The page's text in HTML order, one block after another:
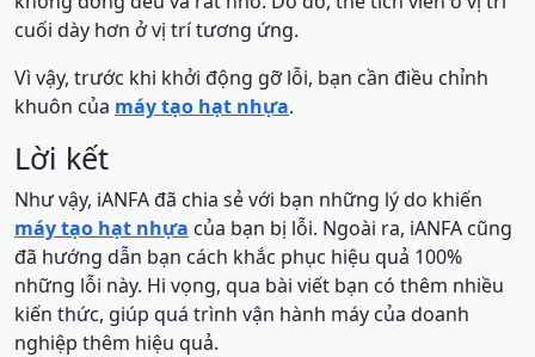
cuối dày hơn ở vị trí tương ứng.
Vì vậy, trước khi khởi động gỡ lỗi, bạn cần điều chỉnh
khuôn của máy tạo hạt nhựa.
Lời kết
Như vậy, iANFA đã chia sẻ với bạn những lý do khiến
máy tạo hạt nhựa của bạn bị lỗi. Ngoài ra, iANFA cũng
đã hướng dẫn bạn cách khắc phục hiệu quả 100%
những lỗi này. Hi vọng, qua bài viết bạn có thêm nhiều
kiến thức, giúp quá trình vận hành máy của doanh
nghiệp thêm hiệu quả.